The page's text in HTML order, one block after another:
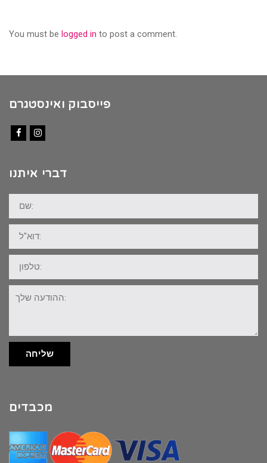
You must be logged in to post a comment.
פייסבוק ואינסטגרם
דברי איתנו
שם:
דוא"ל:
טלפון:
ההודעה
שלך:
שליחה
מכבדים